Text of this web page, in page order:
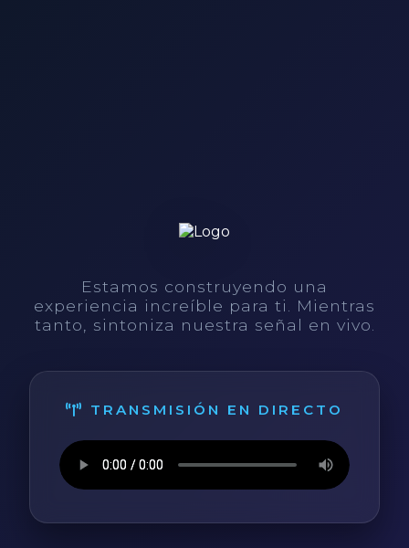
Estamos construyendo una
experiencia increíble para ti. Mientras
tanto, sintoniza nuestra señal en vivo.
TRANSMISIÓN EN DIRECTO